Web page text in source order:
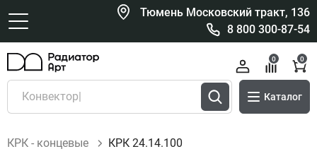
Тюмень Московский тракт, 136
8 800 300-87-54
Каталог
0 0
КРК - концевые КРК 24.14.100